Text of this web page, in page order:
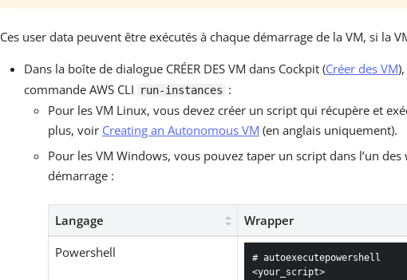
Ces user data peuvent être exécutés à chaque démarrage de la VM, si la
Dans la boîte de dialogue CRÉER DES VM dans Cockpit (Créer des VM
commande AWS CLI
run-instances :
Pour les VM Linux, vous devez créer un script qui récupère et
plus, voir Creating an Autonomous VM (en anglais uniquement).
Pour les VM Windows, vous pouvez taper un script dans l’un
démarrage :
Langage Wrapper
Powershell
# autoexecutepowershell
<your_script>